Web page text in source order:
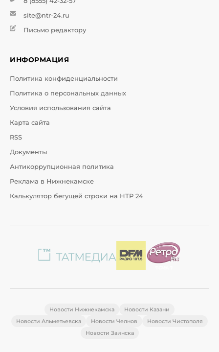
site@ntr-24.ru
Письмо редактору
ИНФОРМАЦИЯ
Политика конфиденциальности
Политика о персональных данных
Условия использования сайта
Карта сайта
RSS
Документы
Антикоррупционная политика
Реклама в Нижнекамске
Калькулятор бегущей строки на НТР 24
Новости Нижнекамска
Новости Казани
Новости Альметьевска
Новости Челнов
Новости Чистополя
Новости Заинска